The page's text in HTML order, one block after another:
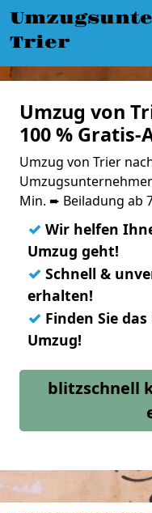
Trier
Umzug von
100 % Gratis-
Umzug von Trier
Min. ➨ Beiladung ab
✓ Wir helfen
Umzug geht!
✓ Schnell &
erhalten!
✓ Finden Sie
Umzug!
blitzschnell